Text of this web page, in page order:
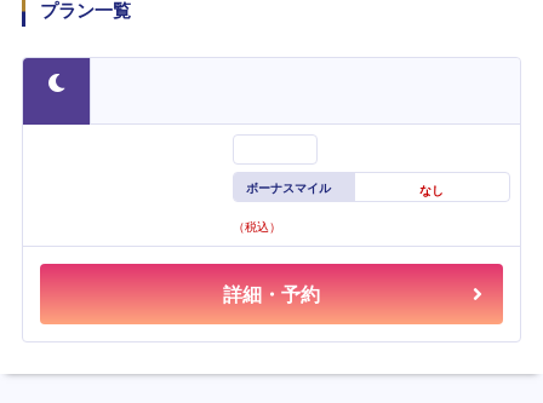
プラン一覧
ボーナスマイル なし
（税込）
詳細・予約